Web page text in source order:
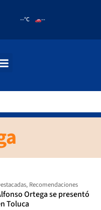
--°C --
, Recomendaciones
Ortega se presentó
Toluca